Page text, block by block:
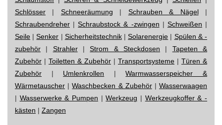
Schlösser | Schneeräumung | Schrauben & Nägel|
Schraubendreher |Schraubstock & -zwingen | Schweißen |
Seile |Senker | Sicherheitstechnik|Solarenergie | Spülen & -
zubehör | Strahler|Strom & Steckdosen | Tapeten &
Zubehör | Toiletten & Zubehör | Transportsysteme | Türen &
Zubehör | Umlenkrollen |Warmwasserspeicher &
Wärmetauscher |Waschbecken & Zubehör|Wasserwaagen
| Wasserwerke & Pumpen |Werkzeug | Werkzeugkoffer & -
kästen | Zangen